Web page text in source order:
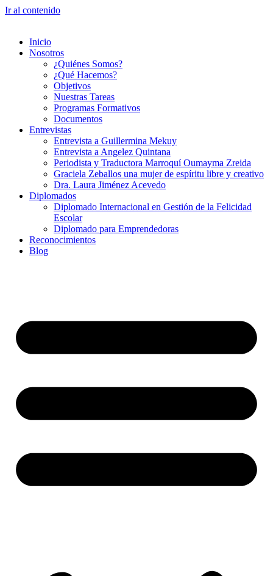
Ir al contenido
Inicio
Nosotros
¿Quiénes Somos?
¿Qué Hacemos?
Objetivos
Nuestras Tareas
Programas Formativos
Documentos
Entrevistas
Entrevista a Guillermina Mekuy
Entrevista a Angelez Quintana
Periodista y Traductora Marroquí Oumayma Zreida
Graciela Zeballos una mujer de espíritu libre y creativo
Dra. Laura Jiménez Acevedo
Diplomados
Diplomado Internacional en Gestión de la Felicidad
Escolar
Diplomado para Emprendedoras
Reconocimientos
Blog